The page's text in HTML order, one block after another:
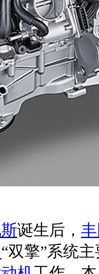
诞生后，
“双擎”系统